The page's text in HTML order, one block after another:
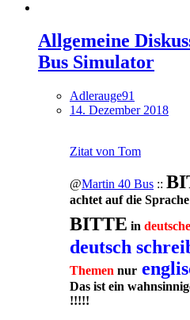
Allgemeine
Bus Simulator
Adlerauge91
14. Dezember 2018
Zitat von Tom
@Martin 40 Bus ::
achtet auf die
BITTE in
deutsch
Themen nur
Das ist ein
!!!!!